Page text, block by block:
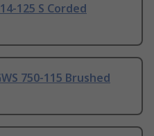
125 S Corded
750-115 Brushed